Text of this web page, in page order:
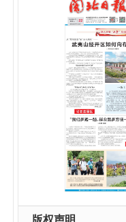
版权声明